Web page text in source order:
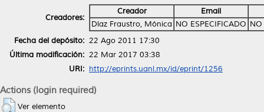
Creadores:
Creador
Email
Díaz Fraustro, Mónica NO ESPECIFICADO NO
Fecha del depósito: 22 Ago 2011 17:30
Última modificación: 22 Mar 2017 03:38
URI: http://eprints.uanl.mx/id/eprint/1256
Actions (login required)
Ver elemento